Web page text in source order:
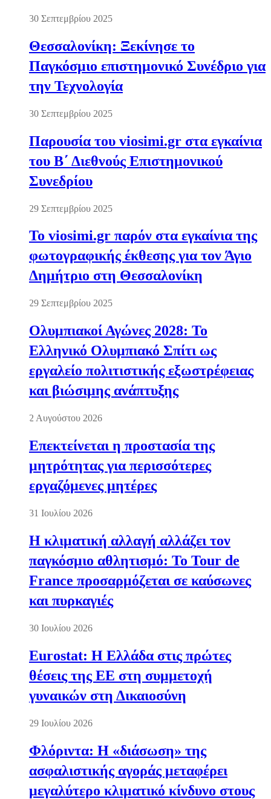
30 Σεπτεμβρίου 2025
Θεσσαλονίκη: Ξεκίνησε το
Παγκόσμιο επιστημονικό Συνέδριο για
την Τεχνολογία
30 Σεπτεμβρίου 2025
Παρουσία του viosimi.gr στα εγκαίνια
του Β΄ Διεθνούς Επιστημονικού
Συνεδρίου
29 Σεπτεμβρίου 2025
Το viosimi.gr παρόν στα εγκαίνια της
φωτογραφικής έκθεσης για τον Άγιο
Δημήτριο στη Θεσσαλονίκη
29 Σεπτεμβρίου 2025
Ολυμπιακοί Αγώνες 2028: Το
Ελληνικό Ολυμπιακό Σπίτι ως
εργαλείο πολιτιστικής εξωστρέφειας
και βιώσιμης ανάπτυξης
2 Αυγούστου 2026
Επεκτείνεται η προστασία της
μητρότητας για περισσότερες
εργαζόμενες μητέρες
31 Ιουλίου 2026
Η κλιματική αλλαγή αλλάζει τον
παγκόσμιο αθλητισμό: Το Tour de
France προσαρμόζεται σε καύσωνες
και πυρκαγιές
30 Ιουλίου 2026
Eurostat: Η Ελλάδα στις πρώτες
θέσεις της ΕΕ στη συμμετοχή
γυναικών στη Δικαιοσύνη
29 Ιουλίου 2026
Φλόριντα: Η «διάσωση» της
ασφαλιστικής αγοράς μεταφέρει
μεγαλύτερο κλιματικό κίνδυνο στους